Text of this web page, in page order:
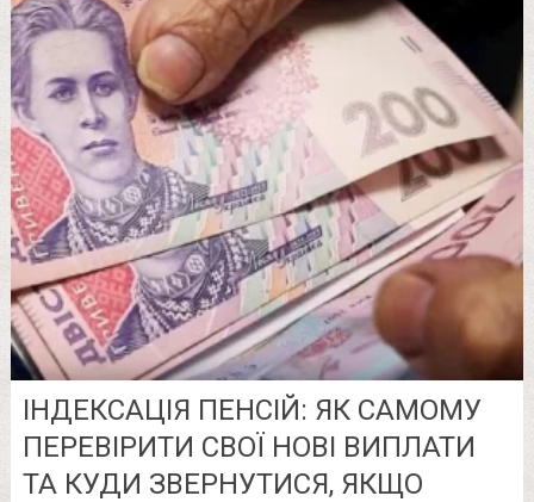
ІНДЕКСАЦІЯ ПЕНСІЙ: ЯК САМОМУ
ПЕРЕВІРИТИ СВОЇ НОВІ ВИПЛАТИ
ТА КУДИ ЗВЕРНУТИСЯ, ЯКЩО